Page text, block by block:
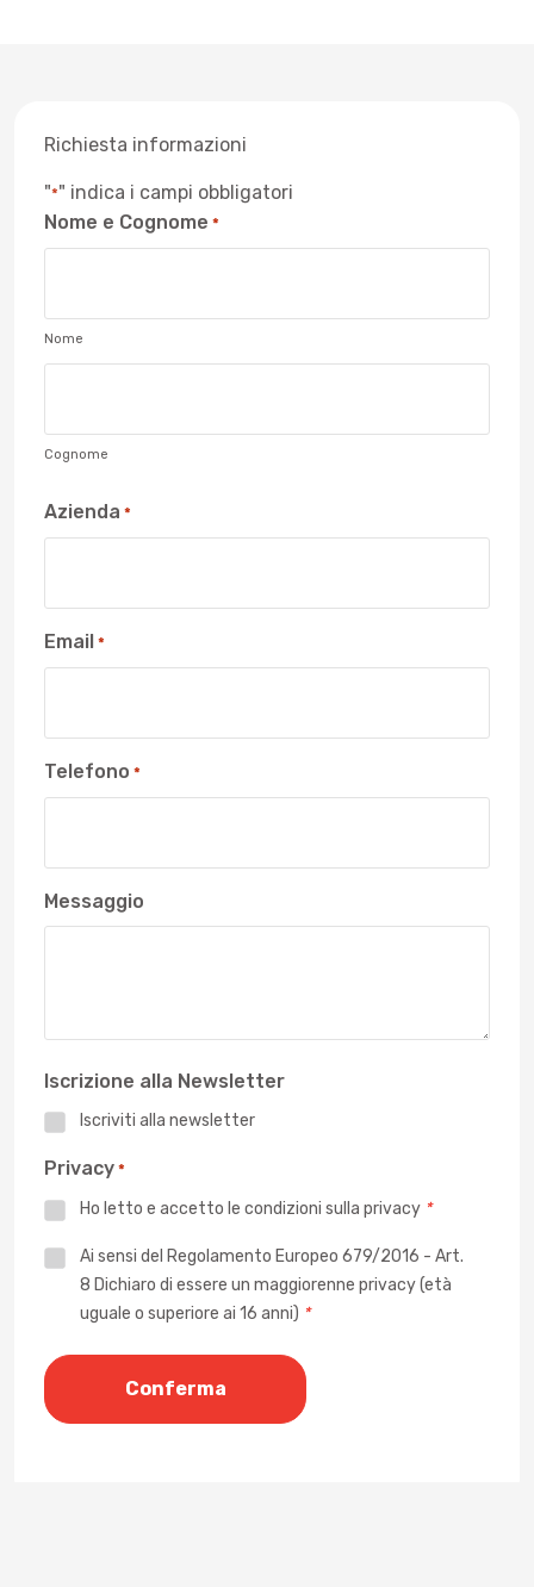
Richiesta informazioni
"*" indica i campi obbligatori
Nome e Cognome *
Nome
Cognome
Azienda *
Email *
Telefono *
Messaggio
Iscrizione alla Newsletter
Iscriviti alla newsletter
Privacy *
Ho letto e accetto le condizioni sulla privacy *
PrivacyAi sensi del Regolamento Europeo 679/2016 - Art.
8 Dichiaro di essere un maggiorenne privacy (età
uguale o superiore ai 16 anni) *